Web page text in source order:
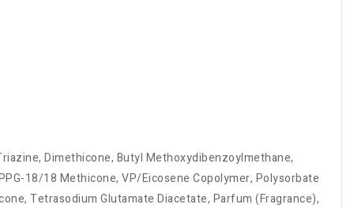
Dimethicone, Butyl Methoxydibenzoylmethane,
18/18 Methicone, VP/Eicosene Copolymer, Polysorbate
Tetrasodium Glutamate Diacetate, Parfum (Fragrance),